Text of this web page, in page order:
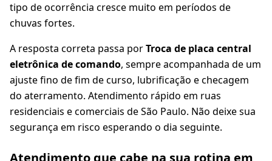
tipo de ocorrência cresce muito em períodos de
chuvas fortes.
A resposta correta passa porTroca de placa central
eletrônica de comando, sempre acompanhada de um
ajuste fino de fim de curso, lubrificação e checagem
do aterramento. Atendimento rápido em ruas
residenciais e comerciais de São Paulo. Não deixe sua
segurança em risco esperando o dia seguinte.